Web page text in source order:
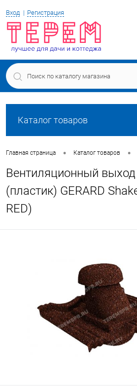
Вход Регистрация
Каталог товаров
Главная страница • Каталог товаров •
Вентиляционный выход
(пластик) GERARD
RED)